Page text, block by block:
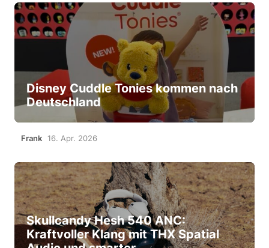
Disney Cuddle Tonies kommen nach
Deutschland
Frank 16. Apr. 2026
Skullcandy Hesh 540 ANC:
Kraftvoller Klang mit THX Spatial